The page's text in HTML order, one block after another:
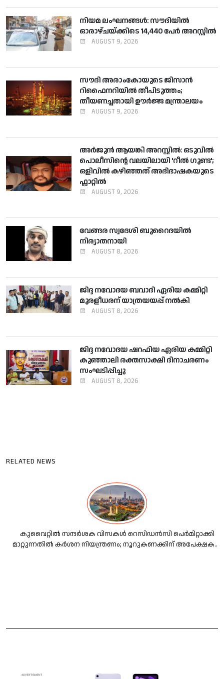
നിയമ ലംഘനങ്ങള്‍: സൗദിയില്‍
ഓരാഴ്ചയ്ക്കിടെ 14,440 പേര്‍ അറസ്റ്റില്‍
AUGUST 9, 2026
സൗദി അരാംകോയുടെ ജിസാന്‍
റിഫൈനറിയില്‍ തീപിടുത്തം;
തീയണച്ചതായി ഊര്‍ജ്ജ മന്ത്രാലയം
AUGUST 9, 2026
അര്‍ജുന്‍ ആയങ്കി അറസ്റ്റില്‍: ഒടുവില്‍
പൊലീസിന്റെ വലയിലായി 'റീല്‍ ഗുണ്ട';
ഒളിവില്‍ കഴിഞ്ഞത് അഭിഭാഷകയുടെ
ഫ്ലാറ്റില്‍
AUGUST 9, 2026
വേങ്ങര സ്വദേശി ബുറൈദയില്‍
നിര്യാതനായി
AUGUST 8, 2026
ജിദ്ദ നവോദയ ബവാദി ഏരിയ കമ്മിറ്റി
മുരളീധരന് യാത്രയയപ്പ് നല്‍കി
AUGUST 8, 2026
ജിദ്ദ നവോദയ ഷറഫിയ ഏരിയ കമ്മിറ്റി
കുഞ്ഞാലി രക്തസാക്ഷി ദിനാചരണം
സംഘടിപ്പിച്ചു
AUGUST 8, 2026
RELATED NEWS
കുവൈറ്റില്‍ സന്ദര്‍ശക വിസകള്‍ റെസിഡന്‍സി പെര്‍മിറ്റാക്കി
മാറ്റുന്നതില്‍ കര്‍ശന നിയന്ത്രണം; നൂറുകണക്കിന് അപേക്ഷകള്‍